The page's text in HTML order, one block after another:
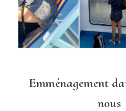
Emménagement
nous